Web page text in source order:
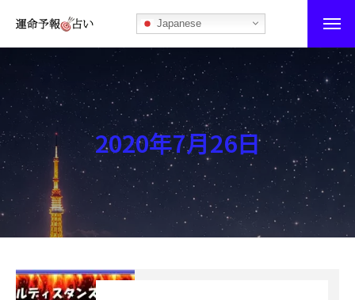
Japanese
運命予報占い
運命予報占いとは
あなたの所属部屋を探そう！
最恐の相性占い
秘伝公開！吉凶カレンダー
記事カテゴリー
2020年7月26日